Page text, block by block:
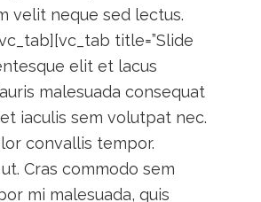
velit neque sed lectus.
title=”Slide
elit et lacus
malesuada consequat
iaculis sem volutpat nec.
convallis tempor.
Cras commodo sem
mi malesuada, quis